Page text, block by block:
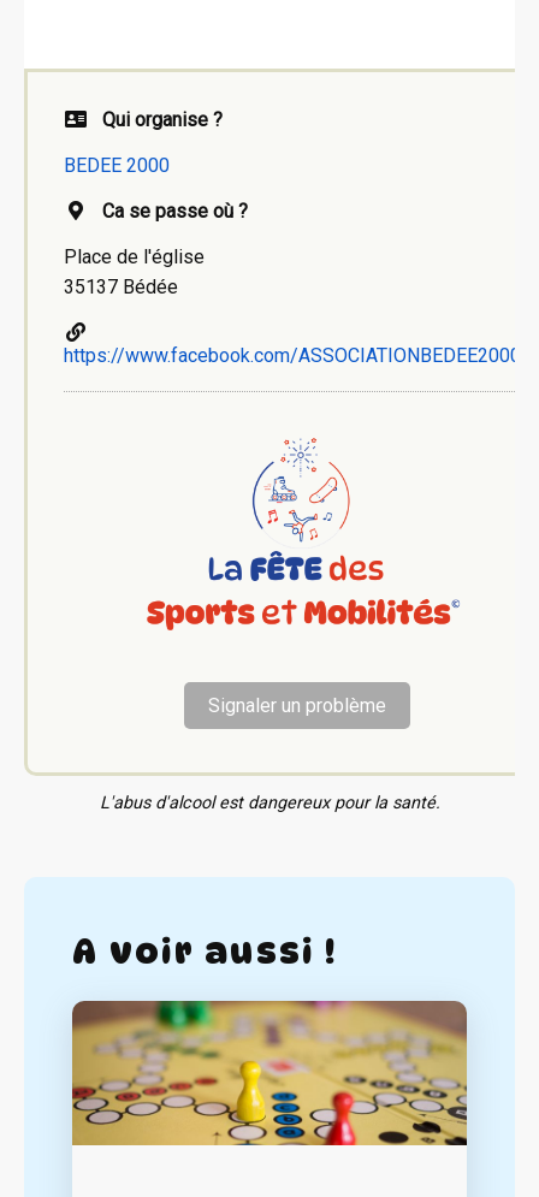
Qui organise ?
BEDEE 2000
Ca se passe où ?
Place de l'église
35137 Bédée
https://www.facebook.com/ASSOCIATIONBEDEE2000/
Signaler un problème
L'abus d'alcool est dangereux pour la santé.
A voir aussi !